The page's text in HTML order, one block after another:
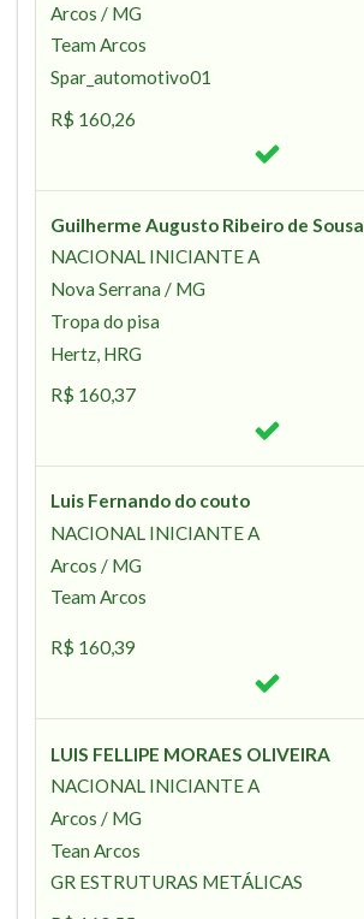
Arcos / MG
Team Arcos
Spar_automotivo01
R$ 160,26
Guilherme Augusto Ribeiro de Sousa
NACIONAL INICIANTE A
Nova Serrana / MG
Tropa do pisa
Hertz, HRG
R$ 160,37
Luis Fernando do couto
NACIONAL INICIANTE A
Arcos / MG
Team Arcos
R$ 160,39
LUIS FELLIPE MORAES OLIVEIRA
NACIONAL INICIANTE A
Arcos / MG
Tean Arcos
GR ESTRUTURAS METÁLICAS